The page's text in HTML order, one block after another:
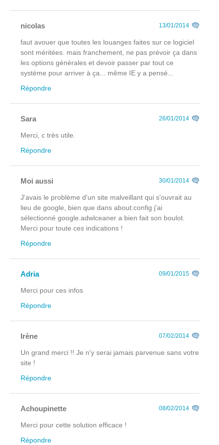
nicolas 13/01/2014
faut avouer que toutes les louanges faites sur ce logiciel
sont méritées. mais franchement, ne pas prévoir ça dans
les options générales et devoir passer par tout ce
système pour arriver à ça... même IE y a pensé...
Répondre
Sara 26/01/2014
Merci, c très utile.
Répondre
Moi aussi 30/01/2014
J'avais le problème d'un site malveillant qui s'ouvrait au
lieu de google, bien que dans about:config j'ai
sélectionné google.adwlceaner a bien fait son boulot.
Merci pour toute ces indications !
Répondre
Adria 09/01/2015
Merci pour ces infos
Répondre
Irène 07/02/2014
Un grand merci !! Je n'y serai jamais parvenue sans votre
site !
Répondre
Achoupinette 08/02/2014
Merci pour cette solution efficace !
Répondre